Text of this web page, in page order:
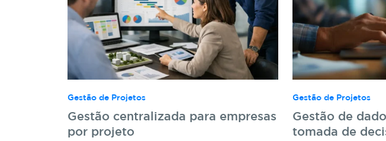
Gestão de Projetos
Gestão centralizada para empresas
por projeto
Gestão de Projetos
Gestão de
tomada de